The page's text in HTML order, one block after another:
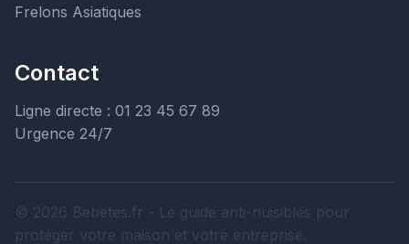
Frelons Asiatiques
Contact
Ligne directe : 01 23 45 67 89
Urgence 24/7
© 2026 Bebetes.fr - Le guide anti-nuisibles pour
protéger votre maison et votre entreprise.